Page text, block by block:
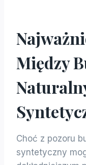
Między
Choć z pozoru
syntetyczny